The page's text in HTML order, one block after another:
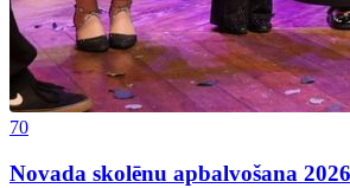
70
Novada skolēnu apbalvošana 2026